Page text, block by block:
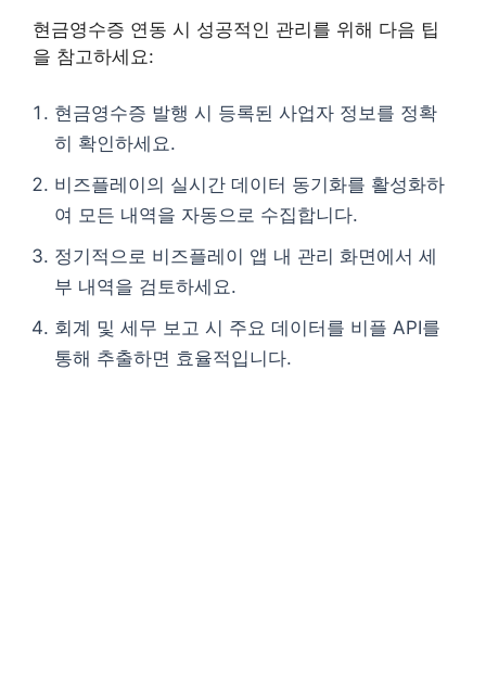
현금영수증 연동 시 성공적인 관리를 위해 다음 팁
을 참고하세요:
현금영수증 발행 시 등록된 사업자 정보를 정확
히 확인하세요.
비즈플레이의 실시간 데이터 동기화를 활성화하
여 모든 내역을 자동으로 수집합니다.
정기적으로 비즈플레이 앱 내 관리 화면에서 세
부 내역을 검토하세요.
회계 및 세무 보고 시 주요 데이터를 비플 API를
통해 추출하면 효율적입니다.